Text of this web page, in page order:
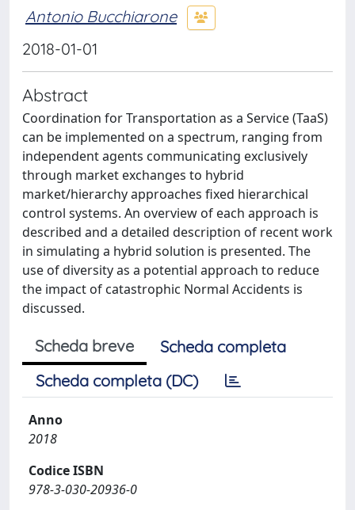
Antonio Bucchiarone
2018-01-01
Abstract
Coordination for Transportation as a Service (TaaS)
can be implemented on a spectrum, ranging from
independent agents communicating exclusively
through market exchanges to hybrid
market/hierarchy approaches fixed hierarchical
control systems. An overview of each approach is
described and a detailed description of recent work
in simulating a hybrid solution is presented. The
use of diversity as a potential approach to reduce
the impact of catastrophic Normal Accidents is
discussed.
Scheda breve
Scheda completa
Scheda completa (DC)
Anno
2018
Codice ISBN
978-3-030-20936-0